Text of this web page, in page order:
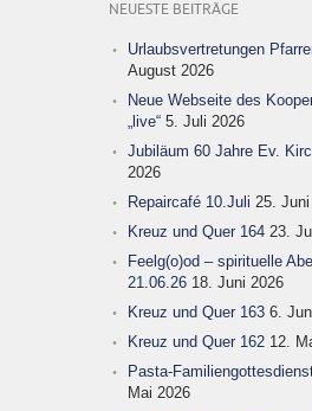
NEUESTE BEITRÄGE
Urlaubsvertretungen
August 2026
Neue Webseite des
„live“ 5. Juli 2026
Jubiläum 60 Jahre Ev.
2026
Repaircafé 10.Juli 25.
Kreuz und Quer 164 23.
Feelg(o)od – spirituelle
21.06.26 18. Juni 2026
Kreuz und Quer 163 6.
Kreuz und Quer 162 12.
Pasta-
Mai 2026